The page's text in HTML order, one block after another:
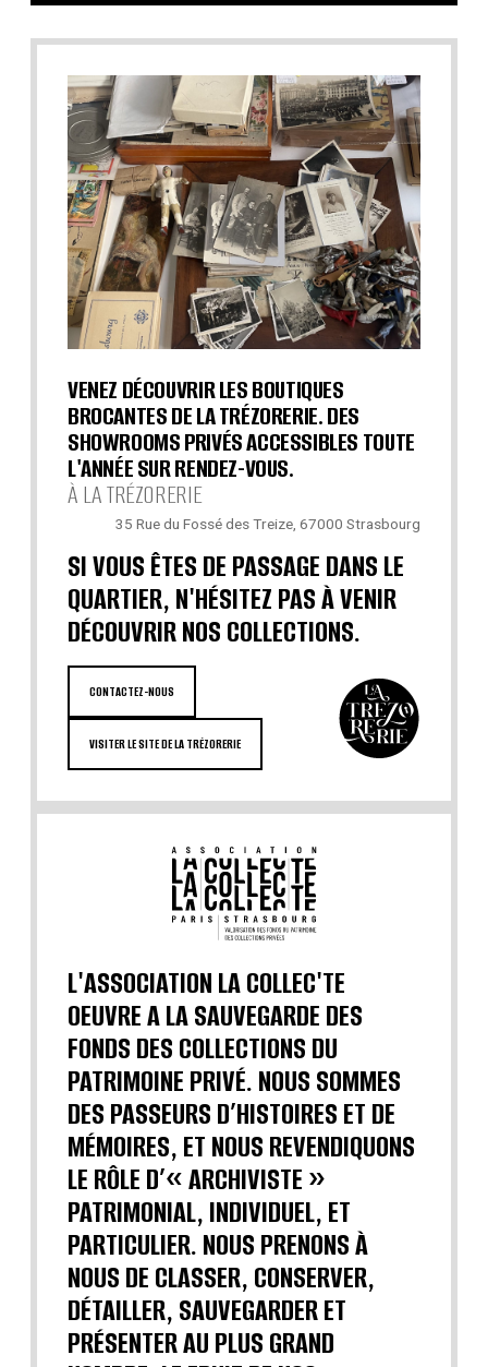
VENEZ DÉCOUVRIR LES BOUTIQUES
BROCANTES DE LA TRÉZORERIE. DES
SHOWROOMS PRIVÉS ACCESSIBLES TOUTE
L'ANNÉE SUR RENDEZ-VOUS.
À LA TRÉZORERIE
35 Rue du Fossé des Treize, 67000 Strasbourg
SI VOUS ÊTES DE PASSAGE DANS LE
QUARTIER, N'HÉSITEZ PAS À VENIR
DÉCOUVRIR NOS COLLECTIONS.
CONTACTEZ-NOUS
VISITER LE SITE DE LA TRÉZORERIE
L'ASSOCIATION LA COLLEC'TE
OEUVRE A LA SAUVEGARDE DES
FONDS DES COLLECTIONS DU
PATRIMOINE PRIVÉ. NOUS SOMMES
DES PASSEURS D’HISTOIRES ET DE
MÉMOIRES, ET NOUS REVENDIQUONS
LE RÔLE D’« ARCHIVISTE »
PATRIMONIAL, INDIVIDUEL, ET
PARTICULIER. NOUS PRENONS À
NOUS DE CLASSER, CONSERVER,
DÉTAILLER, SAUVEGARDER ET
PRÉSENTER AU PLUS GRAND